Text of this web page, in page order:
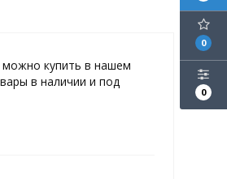
0
0
можно купить в нашем
в наличии и под